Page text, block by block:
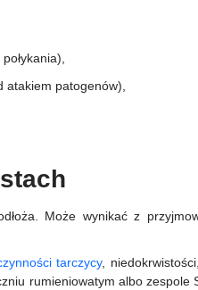
patogenów),
Może wynikać z
tarczycy,
rumieniowatym albo zespole